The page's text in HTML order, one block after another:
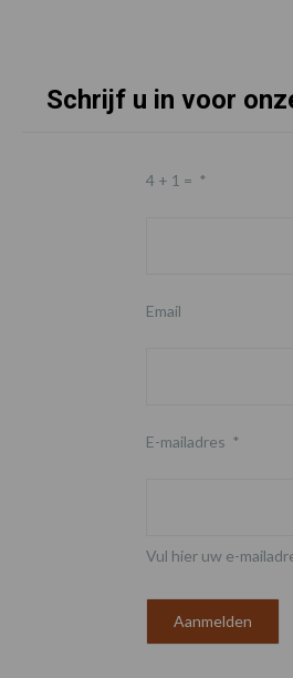
Schrijf u in voor
4 + 1 = *
Email
E-mailadres *
Vul hier uw e-